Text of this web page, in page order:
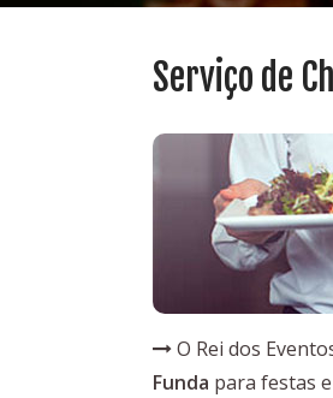
Serviço de
O Rei dos
Funda para festas